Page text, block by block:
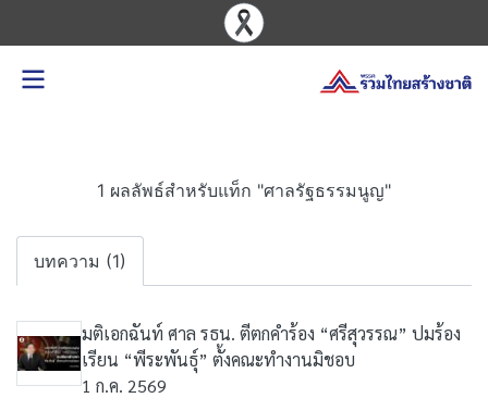
1 ผลลัพธ์สำหรับแท็ก "ศาลรัฐธรรมนูญ"
บทความ (1)
มติเอกฉันท์ ศาล รธน. ตีตกคำร้อง “ศรีสุวรรณ” ปมร้อง
เรียน “พีระพันธุ์” ตั้งคณะทำงานมิชอบ
1 ก.ค. 2569